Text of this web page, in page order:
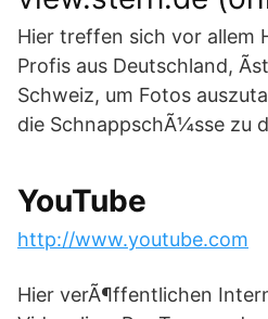
Hier treffen sich vor allem
Profis aus Deutschland,
Schweiz, um Fotos
die SchnappschÃ¼sse zu
YouTube
http://www.youtube.com
Hier verÃ¶ffentlichen